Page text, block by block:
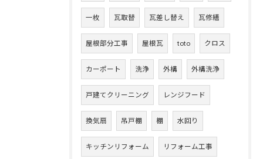
一枚 瓦取替 瓦差し替え 瓦修繕
屋根部分工事 屋根瓦 toto クロス
カーポート 洗浄 外構 外構洗浄
戸建てクリーニング レンジフード
換気扇 吊戸棚 棚 水回り
キッチンリフォーム リフォーム工事